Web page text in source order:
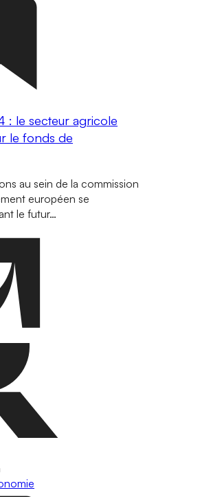
: le secteur agricole
le fonds de
au sein de la commission
européen se
le futur…